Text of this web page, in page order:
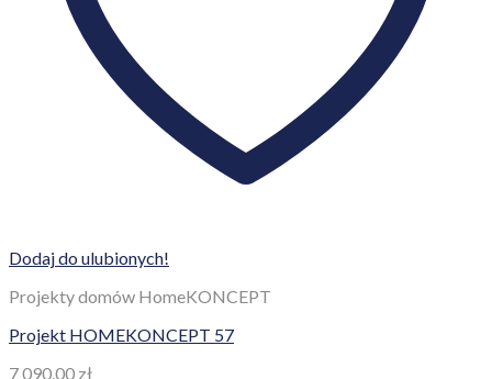
Dodaj do ulubionych!
Projekty domów HomeKONCEPT
Projekt HOMEKONCEPT 57
7 090,00 zł